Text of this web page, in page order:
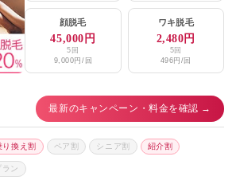
顔脱毛
45,000円
5回
9,000円/回
ワキ脱毛
2,480円
5回
496円/回
最新のキャンペーン・料金を確認 →
り換え割 ペア割 シニア割 紹介割
ラン